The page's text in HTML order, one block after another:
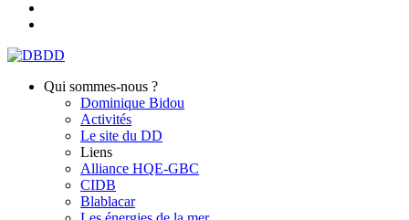
Qui sommes-nous ?
Dominique Bidou
Activités
Le site du DD
Liens
Alliance HQE-GBC
CIDB
Blablacar